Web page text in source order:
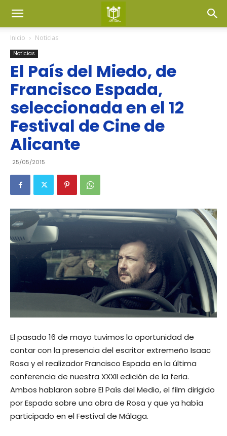
Inicio Noticias
Noticias
El País del Miedo, de
Francisco Espada,
seleccionada en el 12
Festival de Cine de
Alicante
25/05/2015
El pasado 16 de mayo tuvimos la oportunidad de
contar con la presencia del escritor extremeño Isaac
Rosa y el realizador Francisco Espada en la última
conferencia de nuestra XXXII edición de la feria.
Ambos hablaron sobre El País del Medio, el film dirigido
por Espada sobre una obra de Rosa y que ya había
participado en el Festival de Málaga.